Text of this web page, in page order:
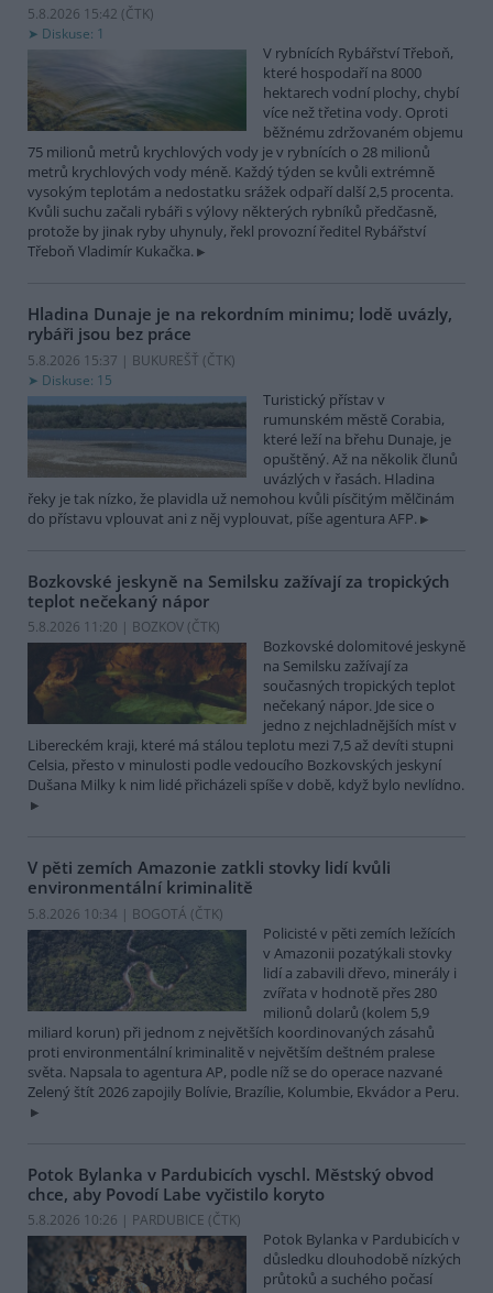
5.8.2026 15:42 (ČTK)
Diskuse: 1
V rybnících Rybářství Třeboň,
které hospodaří na 8000
hektarech vodní plochy, chybí
více než třetina vody. Oproti
běžnému zdržovaném objemu
75 milionů metrů krychlových vody je v rybnících o 28 milionů
metrů krychlových vody méně. Každý týden se kvůli extrémně
vysokým teplotám a nedostatku srážek odpaří další 2,5 procenta.
Kvůli suchu začali rybáři s výlovy některých rybníků předčasně,
protože by jinak ryby uhynuly, řekl provozní ředitel Rybářství
Třeboň Vladimír Kukačka.
Hladina Dunaje je na rekordním minimu; lodě uvázly,
rybáři jsou bez práce
5.8.2026 15:37 | BUKUREŠŤ (ČTK)
Diskuse: 15
Turistický přístav v
rumunském městě Corabia,
které leží na břehu Dunaje, je
opuštěný. Až na několik člunů
uvázlých v řasách. Hladina
řeky je tak nízko, že plavidla už nemohou kvůli písčitým mělčinám
do přístavu vplouvat ani z něj vyplouvat, píše agentura AFP.
Bozkovské jeskyně na Semilsku zažívají za tropických
teplot nečekaný nápor
5.8.2026 11:20 | BOZKOV (ČTK)
Bozkovské dolomitové jeskyně
na Semilsku zažívají za
současných tropických teplot
nečekaný nápor. Jde sice o
jedno z nejchladnějších míst v
Libereckém kraji, které má stálou teplotu mezi 7,5 až devíti stupni
Celsia, přesto v minulosti podle vedoucího Bozkovských jeskyní
Dušana Milky k nim lidé přicházeli spíše v době, když bylo nevlídno.
V pěti zemích Amazonie zatkli stovky lidí kvůli
environmentální kriminalitě
5.8.2026 10:34 | BOGOTÁ (ČTK)
Policisté v pěti zemích ležících
v Amazonii pozatýkali stovky
lidí a zabavili dřevo, minerály i
zvířata v hodnotě přes 280
milionů dolarů (kolem 5,9
miliard korun) při jednom z největších koordinovaných zásahů
proti environmentální kriminalitě v největším deštném pralese
světa. Napsala to agentura AP, podle níž se do operace nazvané
Zelený štít 2026 zapojily Bolívie, Brazílie, Kolumbie, Ekvádor a Peru.
Potok Bylanka v Pardubicích vyschl. Městský obvod
chce, aby Povodí Labe vyčistilo koryto
5.8.2026 10:26 | PARDUBICE (ČTK)
Potok Bylanka v Pardubicích v
důsledku dlouhodobě nízkých
průtoků a suchého počasí